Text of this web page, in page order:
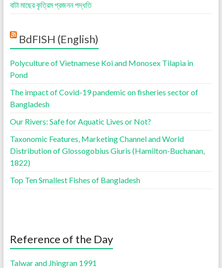
বাটা মাছের কৃত্রিম প্রজনন পদ্ধতি
BdFISH (English)
Polyculture of Vietnamese Koi and Monosex Tilapia in
Pond
The impact of Covid-19 pandemic on fisheries sector of
Bangladesh
Our Rivers: Safe for Aquatic Lives or Not?
Taxonomic Features, Marketing Channel and World
Distribution of Glossogobius Giuris (Hamilton-Buchanan,
1822)
Top Ten Smallest Fishes of Bangladesh
Reference of the Day
Talwar and Jhingran 1991